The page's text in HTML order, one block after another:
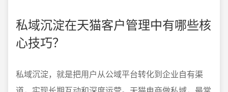
私域沉淀在天猫客户管理中有哪些核
心技巧？
私域沉淀，就是把用户从公域平台转化到企业自有渠